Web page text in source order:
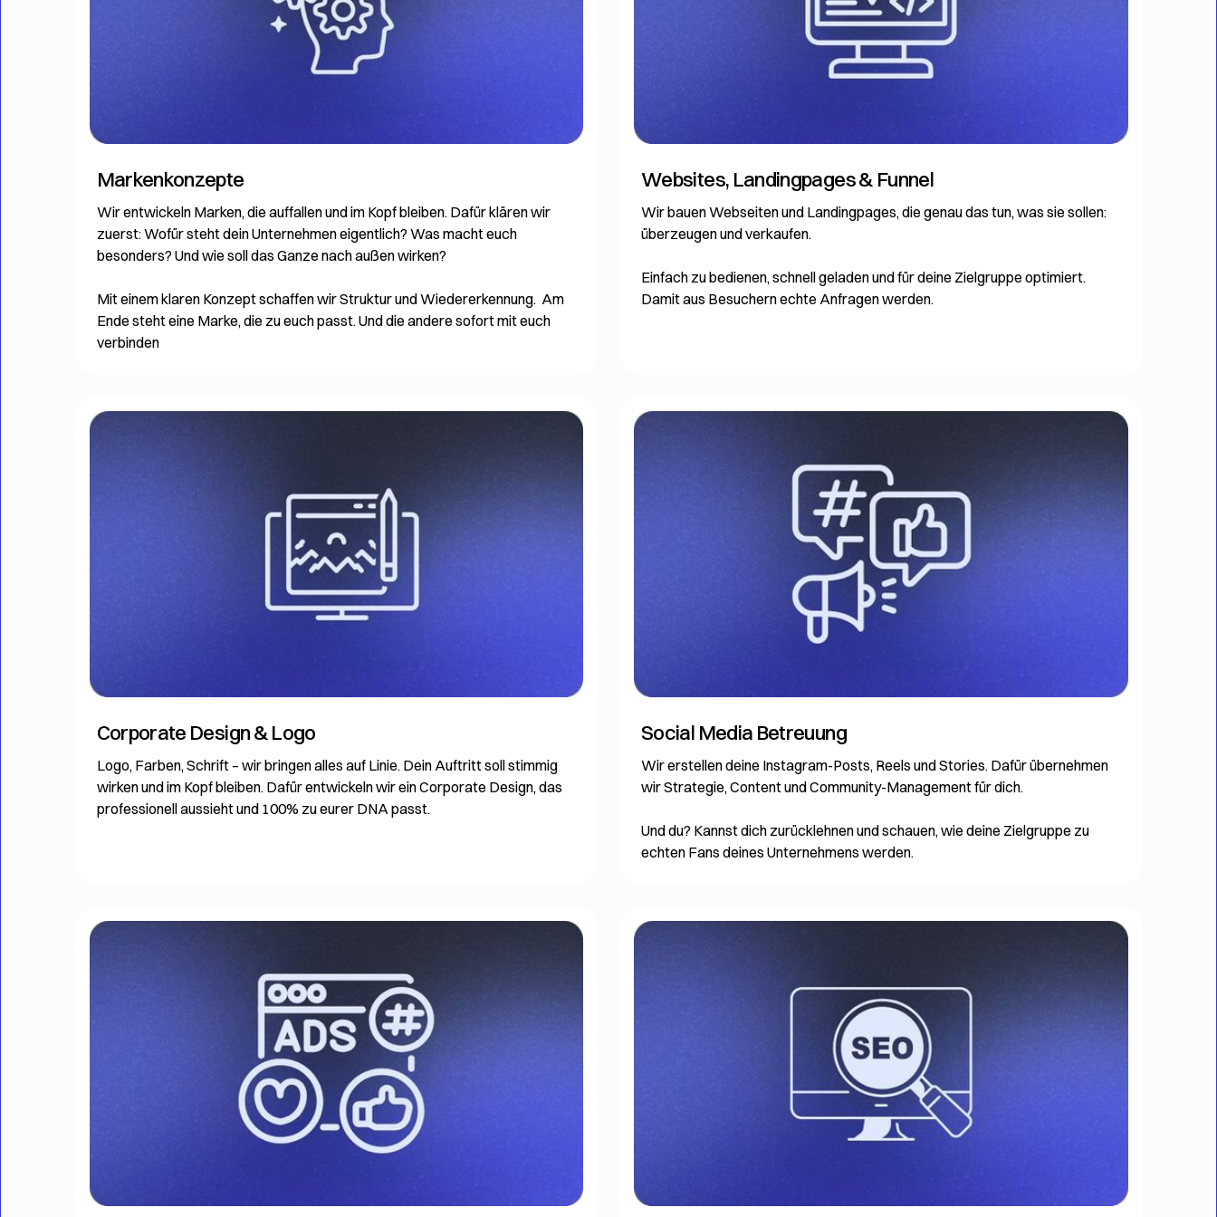
Markenkonzepte
Wir entwickeln Marken, die auffallen und im Kopf bleiben. Dafür klären wir
zuerst: Wofür steht dein Unternehmen eigentlich? Was macht euch
besonders? Und wie soll das Ganze nach außen wirken?
Mit einem klaren Konzept schaffen wir Struktur und Wiedererkennung. Am
Ende steht eine Marke, die zu euch passt. Und die andere sofort mit euch
verbinden
Websites, Landingpages & Funnel
Wir bauen Webseiten und Landingpages, die genau das tun, was sie sollen:
überzeugen und verkaufen.
Einfach zu bedienen, schnell geladen und für deine Zielgruppe optimiert.
Damit aus Besuchern echte Anfragen werden.
Corporate Design & Logo
Logo, Farben, Schrift – wir bringen alles auf Linie. Dein Auftritt soll stimmig
wirken und im Kopf bleiben. Dafür entwickeln wir ein Corporate Design, das
professionell aussieht und 100% zu eurer DNA passt.
Social Media Betreuung
Wir erstellen deine Instagram-Posts, Reels und Stories. Dafür übernehmen
wir Strategie, Content und Community-Management für dich.
Und du? Kannst dich zurücklehnen und schauen, wie deine Zielgruppe zu
echten Fans deines Unternehmens werden.